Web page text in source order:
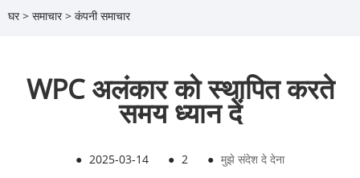
घर > समाचार> कंपनी समाचार
WPC अलंकार को स्थापित करते
समय ध्यान दें
● 2025-03-14 ● 2 ● मुझे संदेश दे देना